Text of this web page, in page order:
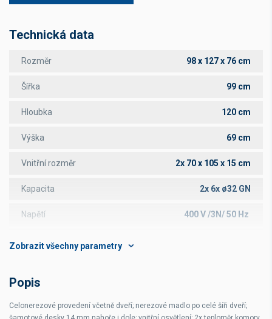
Technická data
Rozměr 98 x 127 x 76 cm
Šířka 99 cm
Hloubka 120 cm
Výška 69 cm
Vnitřní rozměr 2x 70 x 105 x 15 cm
Kapacita 2x 6x ø32 GN
Napětí 400 V /3N/ 50 Hz
Hmotnost
Popis
Celonerezové provedení včetně dveří; nerezové madlo po celé šíři dveří;